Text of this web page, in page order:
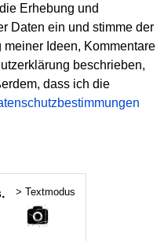
Erhebung und
Daten ein und stimme der
Ideen, Kommentare
beschrieben,
dass ich die
> Textmodus